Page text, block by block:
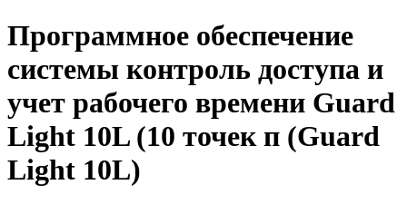
Программное обеспечение
системы контроль доступа и
учет рабочего времени Guard
Light 10L (10 точек п (Guard
Light 10L)